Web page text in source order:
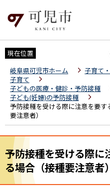
現在位置
岐阜県可児市ホーム
子育て
子育て
子どもの医療・健診・予防接種
子ども(妊婦)の予防接種
予防接種を受ける際に注意を要す
要注意者）
予防接種を受ける際に
る場合（接種要注意者）